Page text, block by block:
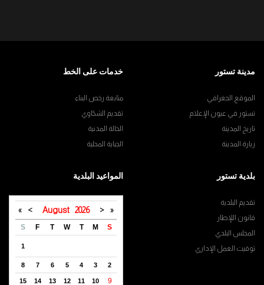
مدينة تستور
الموقع الجغرافي
تستور في عيون الإعلام
تاريخ المدينة
زيارة المدينة
خدمات على الخط
متابعة رخص البناء
تقديم الشكاوي
الحالة المدنية
الجباية المحلية
بلدية تستور
تقديم البلدية
قانون اللإطار
المجلس البلدي
توقيت العمل الإداري
المواعيد البلدية
«
<
August 2026
>
»
S
M
T
W
T
F
S
1
2
3
4
5
6
7
8
9
10
11
12
13
14
15